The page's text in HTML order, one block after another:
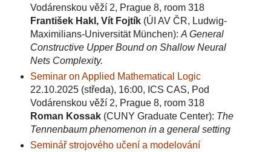
Vodárenskou věží 2, Prague 8, room 318
František Hakl, Vít Fojtík(ÚI AV ČR, Ludwig-
Maximilians-Universität München): A General
Constructive Upper Bound on Shallow Neural
Nets Complexity.
Seminar on Applied Mathematical Logic
22.10.2025 (středa), 16:00, ICS CAS, Pod
Vodárenskou věží 2, Prague 8, room 318
Roman Kossak(CUNY Graduate Center): The
Tennenbaum phenomenon in a general setting
Seminář strojového učení a modelování